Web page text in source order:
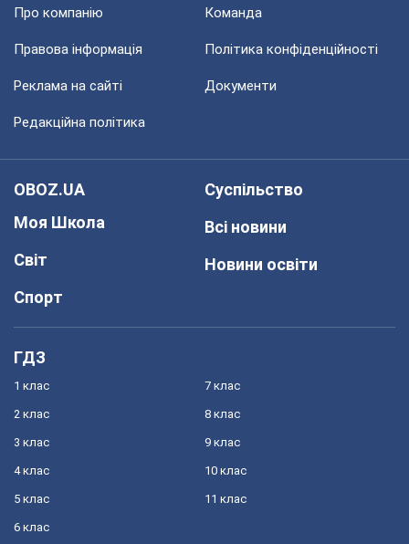
Про компанію Команда
Правова інформація Політика конфіденційності
Реклама на сайті Документи
Редакційна політика
OBOZ.UA
Моя Школа
Світ
Спорт
Суспільство
Всі новини
Новини освіти
ГДЗ
1 клас
2 клас
3 клас
4 клас
5 клас
6 клас
7 клас
8 клас
9 клас
10 клас
11 клас